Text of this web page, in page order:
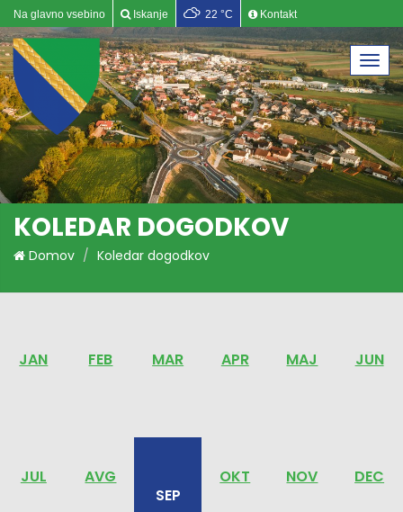
Na glavno vsebino Iskanje 22 °C Kontakt
KOLEDAR DOGODKOV
Domov Koledar dogodkov
JAN FEB MAR APR MAJ JUN
JUL
AVG
SEP
OKT NOV DEC